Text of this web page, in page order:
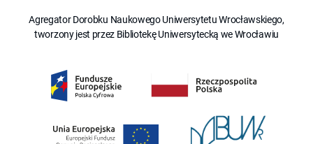
Agregator Dorobku Naukowego Uniwersytetu Wrocławskiego,
tworzony jest przez Bibliotekę Uniwersytecką we Wrocławiu